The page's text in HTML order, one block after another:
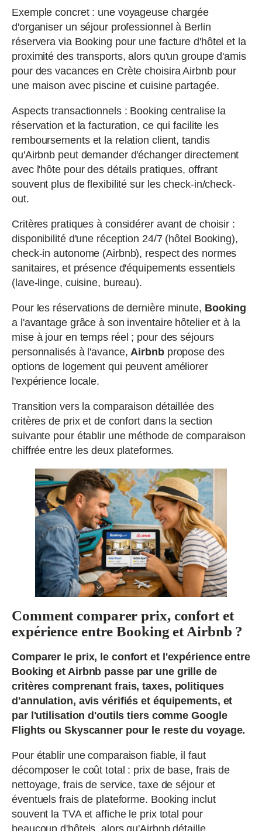
Exemple concret : une voyageuse chargée
d'organiser un séjour professionnel à Berlin
réservera via Booking pour une facture d'hôtel et la
proximité des transports, alors qu'un groupe d'amis
pour des vacances en Crète choisira Airbnb pour
une maison avec piscine et cuisine partagée.
Aspects transactionnels : Booking centralise la
réservation et la facturation, ce qui facilite les
remboursements et la relation client, tandis
qu'Airbnb peut demander d'échanger directement
avec l'hôte pour des détails pratiques, offrant
souvent plus de flexibilité sur les check-in/check-
out.
Critères pratiques à considérer avant de choisir :
disponibilité d'une réception 24/7 (hôtel Booking),
check-in autonome (Airbnb), respect des normes
sanitaires, et présence d'équipements essentiels
(lave-linge, cuisine, bureau).
Pour les réservations de dernière minute, Booking
a l'avantage grâce à son inventaire hôtelier et à la
mise à jour en temps réel ; pour des séjours
personnalisés à l'avance,Airbnbpropose des
options de logement qui peuvent améliorer
l'expérience locale.
Transition vers la comparaison détaillée des
critères de prix et de confort dans la section
suivante pour établir une méthode de comparaison
chiffrée entre les deux plateformes.
Comment comparer prix, confort et
expérience entre Booking et Airbnb ?
Comparer le prix, le confort et l'expérience entre
Booking et Airbnb passe par une grille de
critères comprenant frais, taxes, politiques
d'annulation, avis vérifiés et équipements, et
par l'utilisation d'outils tiers comme Google
Flights ou Skyscanner pour le reste du voyage.
Pour établir une comparaison fiable, il faut
décomposer le coût total : prix de base, frais de
nettoyage, frais de service, taxe de séjour et
éventuels frais de plateforme. Booking inclut
souvent la TVA et affiche le prix total pour
beaucoup d'hôtels, alors qu'Airbnb détaille